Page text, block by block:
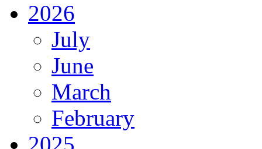
2026
July
June
March
February